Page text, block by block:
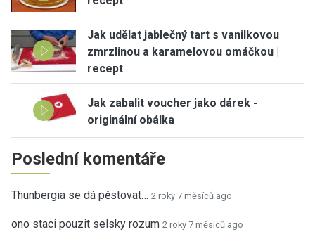
Jak udělat jablečný tart s vanilkovou
zmrzlinou a karamelovou omáčkou |
recept
Jak zabalit voucher jako dárek -
originální obálka
Poslední komentáře
Thunbergia se dá pěstovat… 2 roky 7 měsíců ago
ono staci pouzit selsky rozum 2 roky 7 měsíců ago